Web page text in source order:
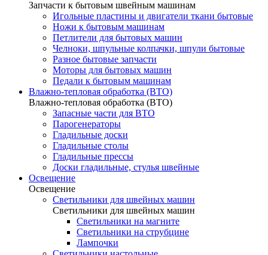
Запчасти к бытовым швейным машинам
Игольные пластины и двигатели ткани бытовые
Ножи к бытовым машинам
Петлители для бытовых машин
Челноки, шпульные колпачки, шпули бытовые
Разное бытовые запчасти
Моторы для бытовых машин
Педали к бытовым машинам
Влажно-тепловая обработка (ВТО)
Влажно-тепловая обработка (ВТО)
Запасные части для ВТО
Парогенераторы
Гладильные доски
Гладильные столы
Гладильные прессы
Доски гладильные, стулья швейные
Освещение
Освещение
Светильники для швейных машин
Светильники для швейных машин
Светильники на магните
Светильники на струбцине
Лампочки